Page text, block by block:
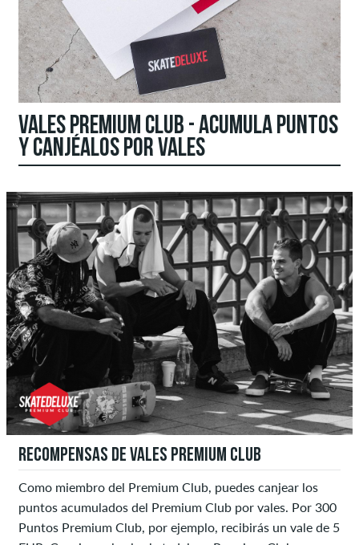
VALES PREMIUM CLUB - ACUMULA PUNTOS
Y CANJÉALOS POR VALES
RECOMPENSAS DE VALES PREMIUM CLUB
Como miembro del Premium Club, puedes canjear los
puntos acumulados del Premium Club por vales. Por 300
Puntos Premium Club, por ejemplo, recibirás un vale de 5